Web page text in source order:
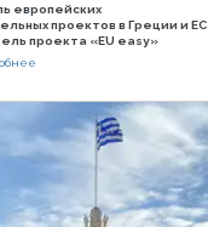
европейских
проектов в Греции и ЕС
проекта «EU easy»